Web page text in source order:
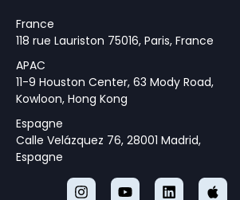
France
118 rue Lauriston 75016, Paris, France
APAC
11-9 Houston Center, 63 Mody Road,
Kowloon, Hong Kong
Espagne
Calle Velázquez 76, 28001 Madrid,
Espagne